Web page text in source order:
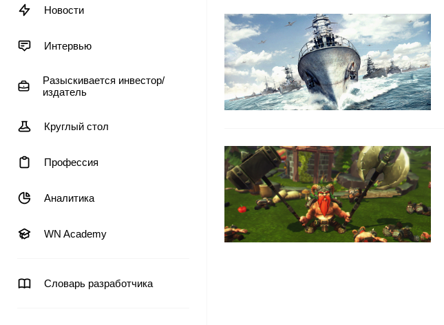
Новости
Интервью
Разыскивается инвестор/
издатель
Круглый стол
Профессия
Аналитика
WN Academy
Словарь разработчика